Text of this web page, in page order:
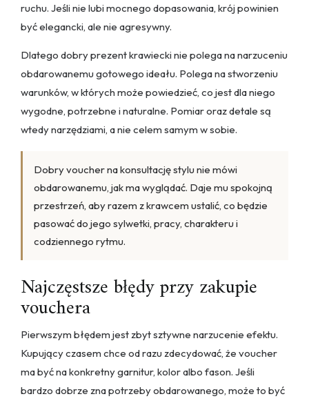
ruchu. Jeśli nie lubi mocnego dopasowania, krój powinien
być elegancki, ale nie agresywny.
Dlatego dobry prezent krawiecki nie polega na narzuceniu
obdarowanemu gotowego ideału. Polega na stworzeniu
warunków, w których może powiedzieć, co jest dla niego
wygodne, potrzebne i naturalne. Pomiar oraz detale są
wtedy narzędziami, a nie celem samym w sobie.
Dobry voucher na konsultację stylu nie mówi
obdarowanemu, jak ma wyglądać. Daje mu spokojną
przestrzeń, aby razem z krawcem ustalić, co będzie
pasować do jego sylwetki, pracy, charakteru i
codziennego rytmu.
Najczęstsze błędy przy zakupie
vouchera
Pierwszym błędem jest zbyt sztywne narzucenie efektu.
Kupujący czasem chce od razu zdecydować, że voucher
ma być na konkretny garnitur, kolor albo fason. Jeśli
bardzo dobrze zna potrzeby obdarowanego, może to być